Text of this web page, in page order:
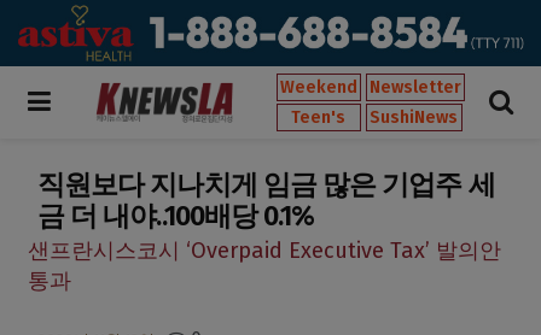
Weekend
Newsletter
Teen's
SushiNews
직원보다 지나치게 임금 많은 기업주 세
금 더 내야..100배당 0.1%
샌프란시스코시 ‘Overpaid Executive Tax’ 발의안
통과